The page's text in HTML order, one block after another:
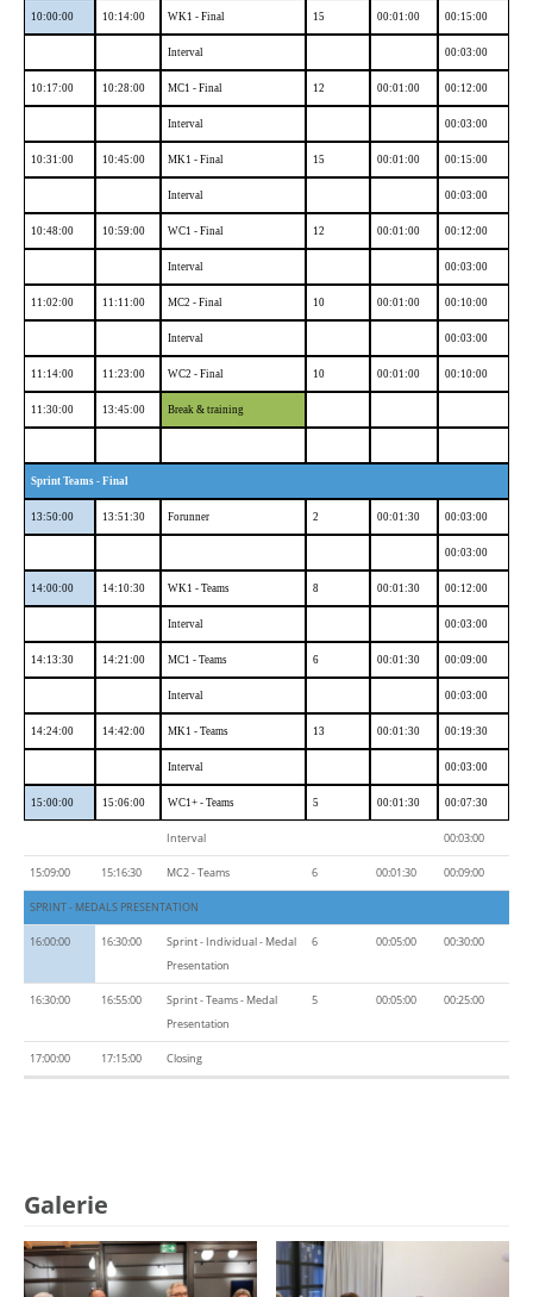
10:00:00 10:14:00 WK1 - Final 15 00:01:00 00:15:00
Interval 00:03:00
10:17:00 10:28:00 MC1 - Final 12 00:01:00 00:12:00
Interval 00:03:00
10:31:00 10:45:00 MK1 - Final 15 00:01:00 00:15:00
Interval 00:03:00
10:48:00 10:59:00 WC1 - Final 12 00:01:00 00:12:00
Interval 00:03:00
11:02:00 11:11:00 MC2 - Final 10 00:01:00 00:10:00
Interval 00:03:00
11:14:00 11:23:00 WC2 - Final 10 00:01:00 00:10:00
11:30:00 13:45:00 Break & training
Sprint Teams - Final
13:50:00 13:51:30 Forunner 2 00:01:30 00:03:00
00:03:00
14:00:00 14:10:30 WK1 - Teams 8 00:01:30 00:12:00
Interval 00:03:00
14:13:30 14:21:00 MC1 - Teams 6 00:01:30 00:09:00
Interval 00:03:00
14:24:00 14:42:00 MK1 - Teams 13 00:01:30 00:19:30
Interval 00:03:00
15:00:00 15:06:00 WC1+ - Teams 5 00:01:30 00:07:30
Interval 00:03:00
15:09:00 15:16:30 MC2 - Teams 6 00:01:30 00:09:00
SPRINT - MEDALS PRESENTATION
16:00:00 16:30:00
Sprint - Individual - Medal
Presentation
6 00:05:00 00:30:00
16:30:00 16:55:00
Sprint - Teams - Medal
Presentation
5 00:05:00 00:25:00
17:00:00 17:15:00 Closing
Galerie